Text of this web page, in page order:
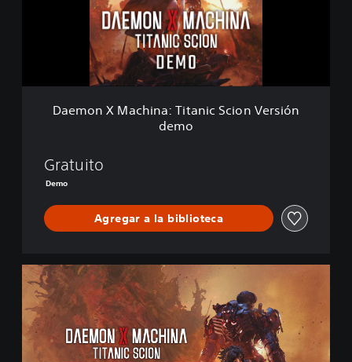
i
c
i
n
V
e
Daemon X Machina: Titanic Scion Versión
demo
Gratuito
Demo
Agregar a la biblioteca
E
d